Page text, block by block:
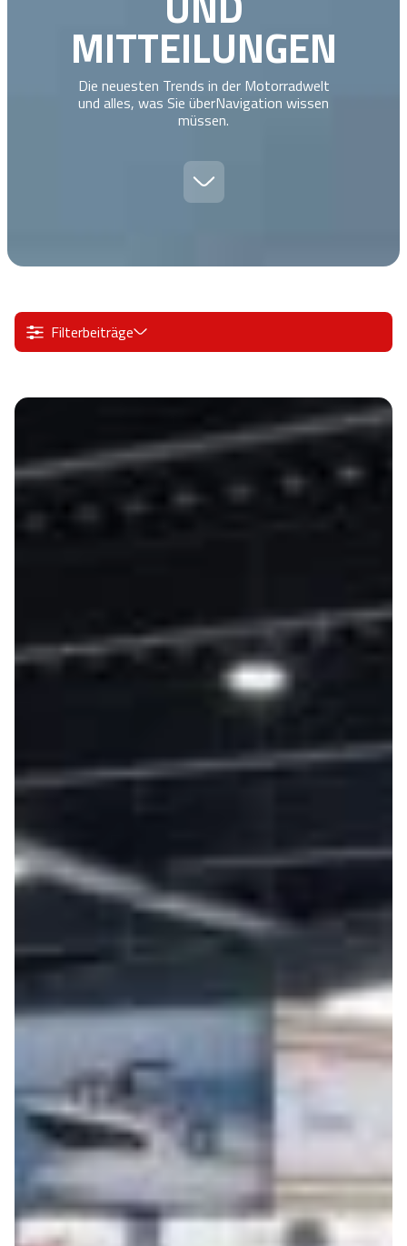
MITTEILUNGEN
Die neuesten Trends in der Motorradwelt
und alles, was Sie überNavigation wissen
müssen.
Filterbeiträge